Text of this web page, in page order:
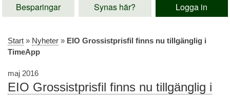
Besparingar Synas här? Logga in
Start » Nyheter » EIO Grossistprisfil finns nu tillgänglig i
TimeApp
maj 2016
EIO Grossistprisfil finns nu tillgänglig i